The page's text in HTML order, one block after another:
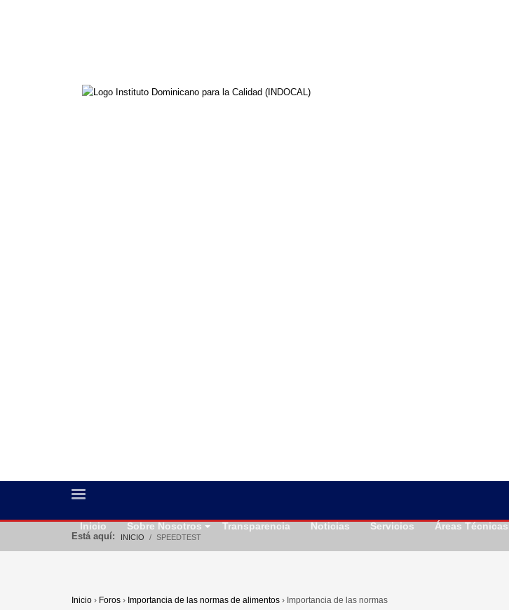
Inicio Sobre Nosotros Transparencia Noticias Servicios Áreas Técnicas
Está aquí: INICIO SPEEDTEST
Inicio › Foros › Importancia de las normas de alimentos › Importancia de las normas